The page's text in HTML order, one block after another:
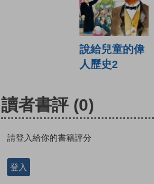
說給兒童的偉
人歷史2
讀者書評 (0)
請登入給你的書籍評分
登入